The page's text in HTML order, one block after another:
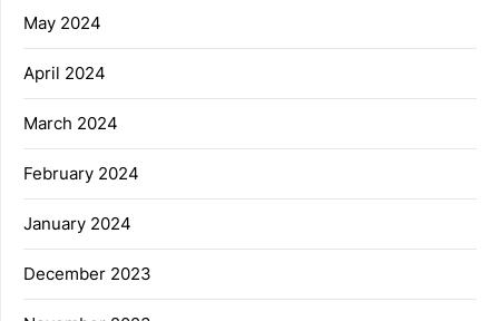
May 2024
April 2024
March 2024
February 2024
January 2024
December 2023